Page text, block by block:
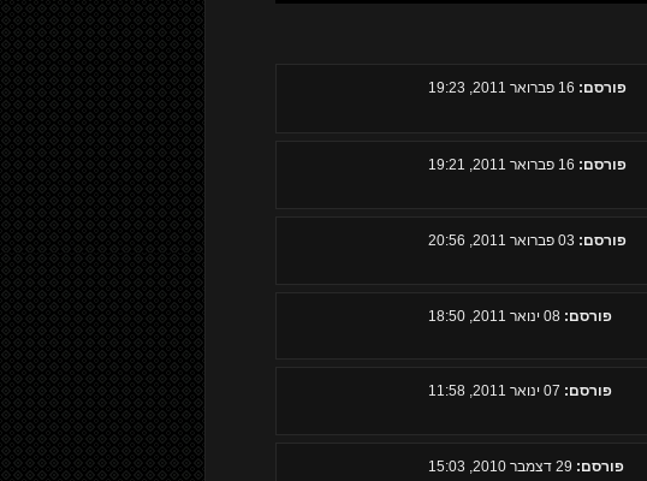
פורסם:
פורסם:
פורסם:
פורסם: 08 ינואר 2011, 18:50
פורסם:
פורסם: